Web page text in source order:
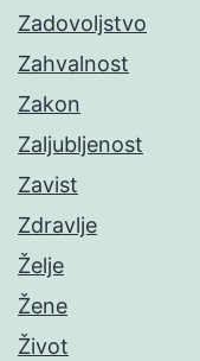
Zadovoljstvo
Zahvalnost
Zakon
Zaljubljenost
Zavist
Zdravlje
Želje
Žene
Život